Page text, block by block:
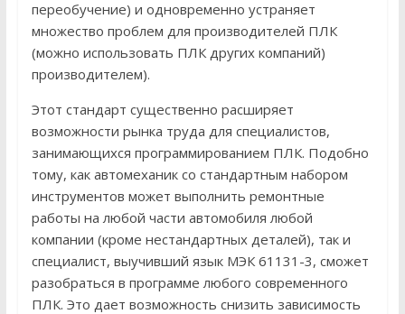
переобучение) и одновременно устраняет
множество проблем для производителей ПЛК
(можно использовать ПЛК других компаний)
производителем).
Этот стандарт существенно расширяет
возможности рынка труда для специалистов,
занимающихся программированием ПЛК. Подобно
тому, как автомеханик со стандартным набором
инструментов может выполнить ремонтные
работы на любой части автомобиля любой
компании (кроме нестандартных деталей), так и
специалист, выучивший язык МЭК 61131-3, сможет
разобраться в программе любого современного
ПЛК. Это дает возможность снизить зависимость